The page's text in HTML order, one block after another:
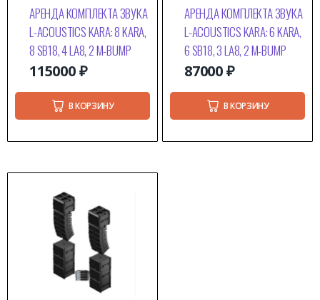
АРЕНДА КОМПЛЕКТА ЗВУКА
L-ACOUSTICS KARA: 8 KARA,
8 SB18, 4 LA8, 2 M-BUMP
115000₽
В КОРЗИНУ
АРЕНДА КОМПЛЕКТА ЗВУКА
L-ACOUSTICS KARA: 6 KARA,
6 SB18, 3 LA8, 2 M-BUMP
87000₽
В КОРЗИНУ